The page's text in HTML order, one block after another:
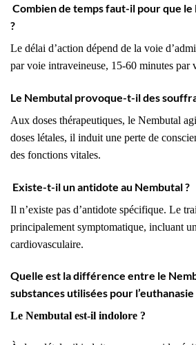
Combien de temps faut-il pour que
?
Le délai d’action dépend de la voie
par voie intraveineuse, 15-60 minutes par
Le Nembutal provoque-t-il des
Aux doses thérapeutiques, le Nembutal
doses létales, il induit une perte de
des fonctions vitales.
Existe-t-il un antidote au Nembutal ?
Il n’existe pas d’antidote spécifique. Le
principalement symptomatique, incluant
cardiovasculaire.
Quelle est la différence entre le
substances utilisées pour l’euthanasie
Le Nembutal est-il indolore ?